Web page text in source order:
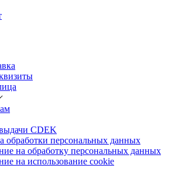
CDEK
обработки персональных данных
на обработку персональных данных
на использование cookie